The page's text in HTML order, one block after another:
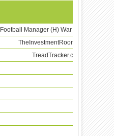
Sponsor
Football Manager (H) War Child (A)
TheInvestmentRoom (H) Rapid
TreadTracker.com (H)
JCT600
LSP
Burton Kia
Brooks
Eco-Power